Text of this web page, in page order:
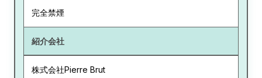
完全禁煙
紹介会社
株式会社Pierre Brut